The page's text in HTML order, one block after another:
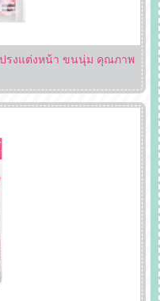
ปรงแต่งหน้า ขนนุ่ม คุณภาพ